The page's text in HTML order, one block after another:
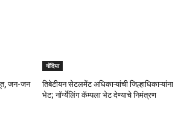
जन-जन
गोंदिया
तिबेटीयन सेटलमेंट अधिकाऱ्यांची जिल्हाधिकाऱ्यांना
भेट; नॉर्ग्येलिंग कॅम्पला भेट देण्याचे निमंत्रण